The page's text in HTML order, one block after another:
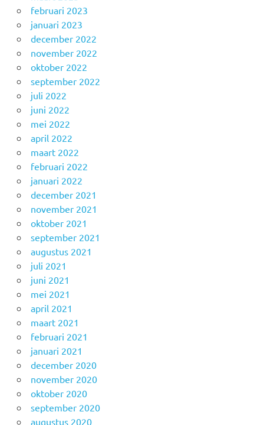
februari 2023
januari 2023
december 2022
november 2022
oktober 2022
september 2022
juli 2022
juni 2022
mei 2022
april 2022
maart 2022
februari 2022
januari 2022
december 2021
november 2021
oktober 2021
september 2021
augustus 2021
juli 2021
juni 2021
mei 2021
april 2021
maart 2021
februari 2021
januari 2021
december 2020
november 2020
oktober 2020
september 2020
augustus 2020